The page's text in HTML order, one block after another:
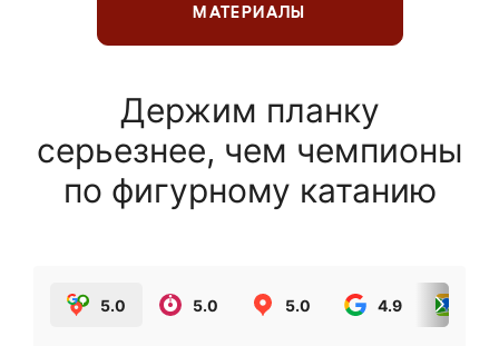
МАТЕРИАЛЫ
Держим планку
серьезнее, чем чемпионы
по фигурному катанию
5.0 5.0 5.0 4.9